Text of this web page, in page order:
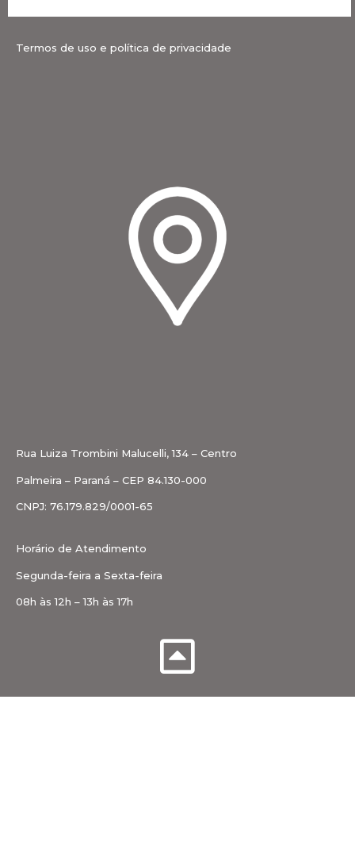
Termos de uso e política de privacidade
Rua Luiza Trombini Malucelli, 134 – Centro
Palmeira – Paraná – CEP 84.130-000
CNPJ: 76.179.829/0001-65
Horário de Atendimento
Segunda-feira a Sexta-feira
08h às 12h – 13h às 17h